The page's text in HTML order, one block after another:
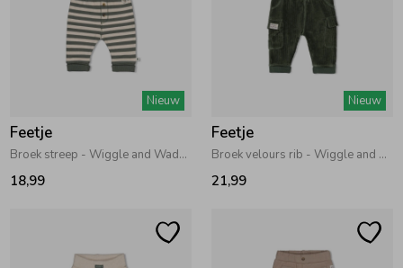
Nieuw
Feetje
Broek streep - Wiggle and Waddle Groen
18,99
Nieuw
Feetje
Broek velours rib - Wiggle and Waddle Groen
21,99